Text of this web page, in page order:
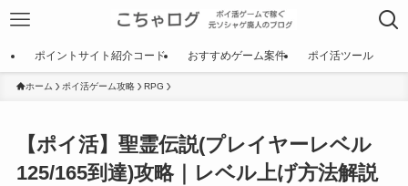
ポイントサイト紹介コード おすすめゲーム案件 ポイ活ツール
ホーム ポイ活ゲーム攻略 RPG
【ポイ活】聖霊伝説(プレイヤーレベル
125/165到達)攻略｜レベル上げ方法解説